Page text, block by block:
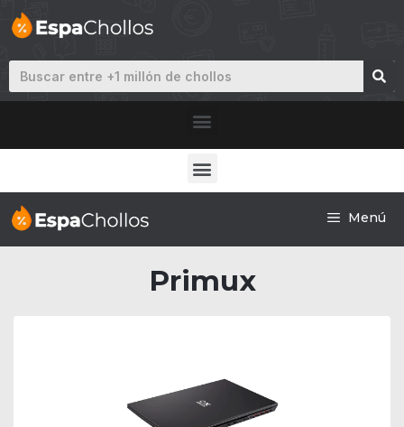
Menú
Primux